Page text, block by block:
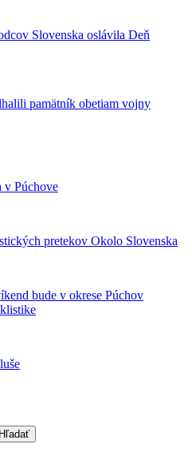
Slovenska oslávila Deň
pamätník obetiam vojny
Púchove
pretekov Okolo Slovenska
bude v okrese Púchov